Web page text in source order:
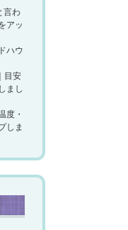
言わ
アッ
ハウ
目安
まし
度・
しま